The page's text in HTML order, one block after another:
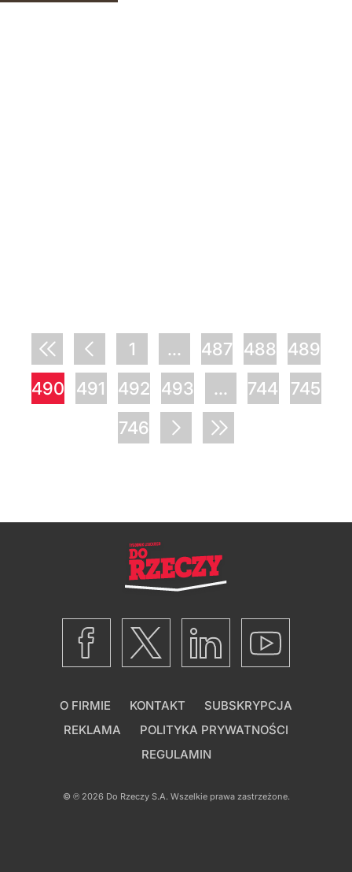
1 ... 487 488
489
490
491 492 493 ... 744
745
746
O FIRMIE KONTAKT
SUBSKRYPCJA
REKLAMA
POLITYKA PRYWATNOŚCI
REGULAMIN
© ℗ 2026 Do Rzeczy S.A. Wszelkie prawa zastrzeżone.